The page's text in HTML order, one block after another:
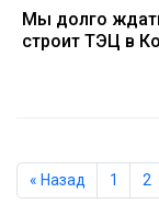
Мы долго
строит ТЭЦ в
« Назад 1 2